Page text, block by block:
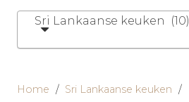
Sri Lankaanse keuken (10)
Home / Sri Lankaanse keuken /